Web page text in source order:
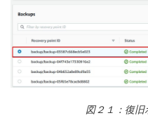
図２１：復